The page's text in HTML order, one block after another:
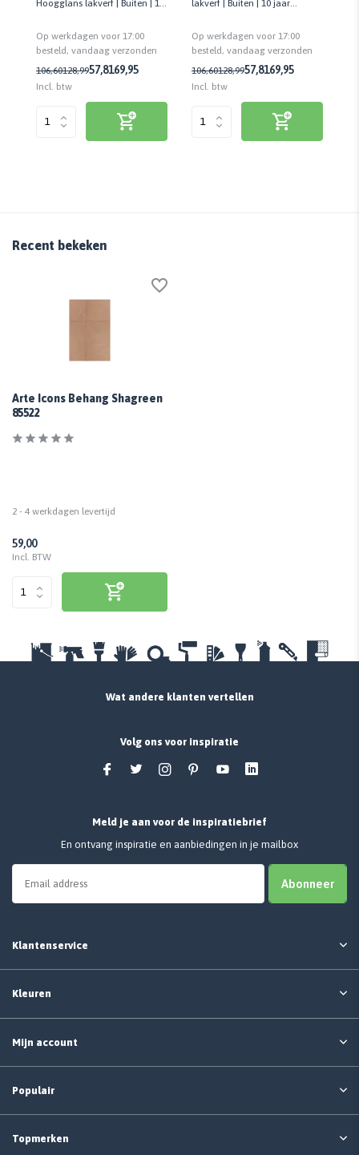
Hoogglans lakverf | Buiten | 10
Op werkdagen voor 17:00
besteld, vandaag verzonden
106,60128,9957,8169,95
Incl. btw
lakverf | Buiten | 10 jaar
Op werkdagen voor 17:00
besteld, vandaag verzonden
106,60128,9957,8169,95
Incl. btw
Recent bekeken
Arte Icons Behang Shagreen
85522
2 - 4 werkdagen levertijd
59,00
Incl. BTW
Wat andere klanten vertellen
Volg ons voor inspiratie
Meld je aan voor de inspiratiebrief
En ontvang inspiratie en aanbiedingen in je mailbox
Abonneer
Klantenservice
Kleuren
Mijn account
Populair
Topmerken